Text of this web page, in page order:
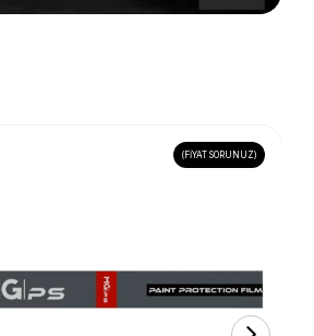
(FİYAT SORUNUZ)